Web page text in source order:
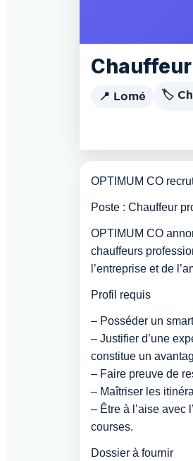
📍 Lomé 🏷️
OPTIMUM CO
Poste : Chauffeur
OPTIMUM CO
chauffeurs
l’entreprise et de
Profil requis
– Posséder un
– Justifier d’une
constitue un
– Faire preuve de
– Maîtriser les
– Être à l’aise avec
courses.
Dossier à fournir